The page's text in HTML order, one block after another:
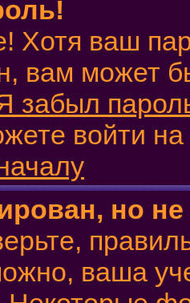
Хотя ваш
вам может
забыл
войти
но
ваша